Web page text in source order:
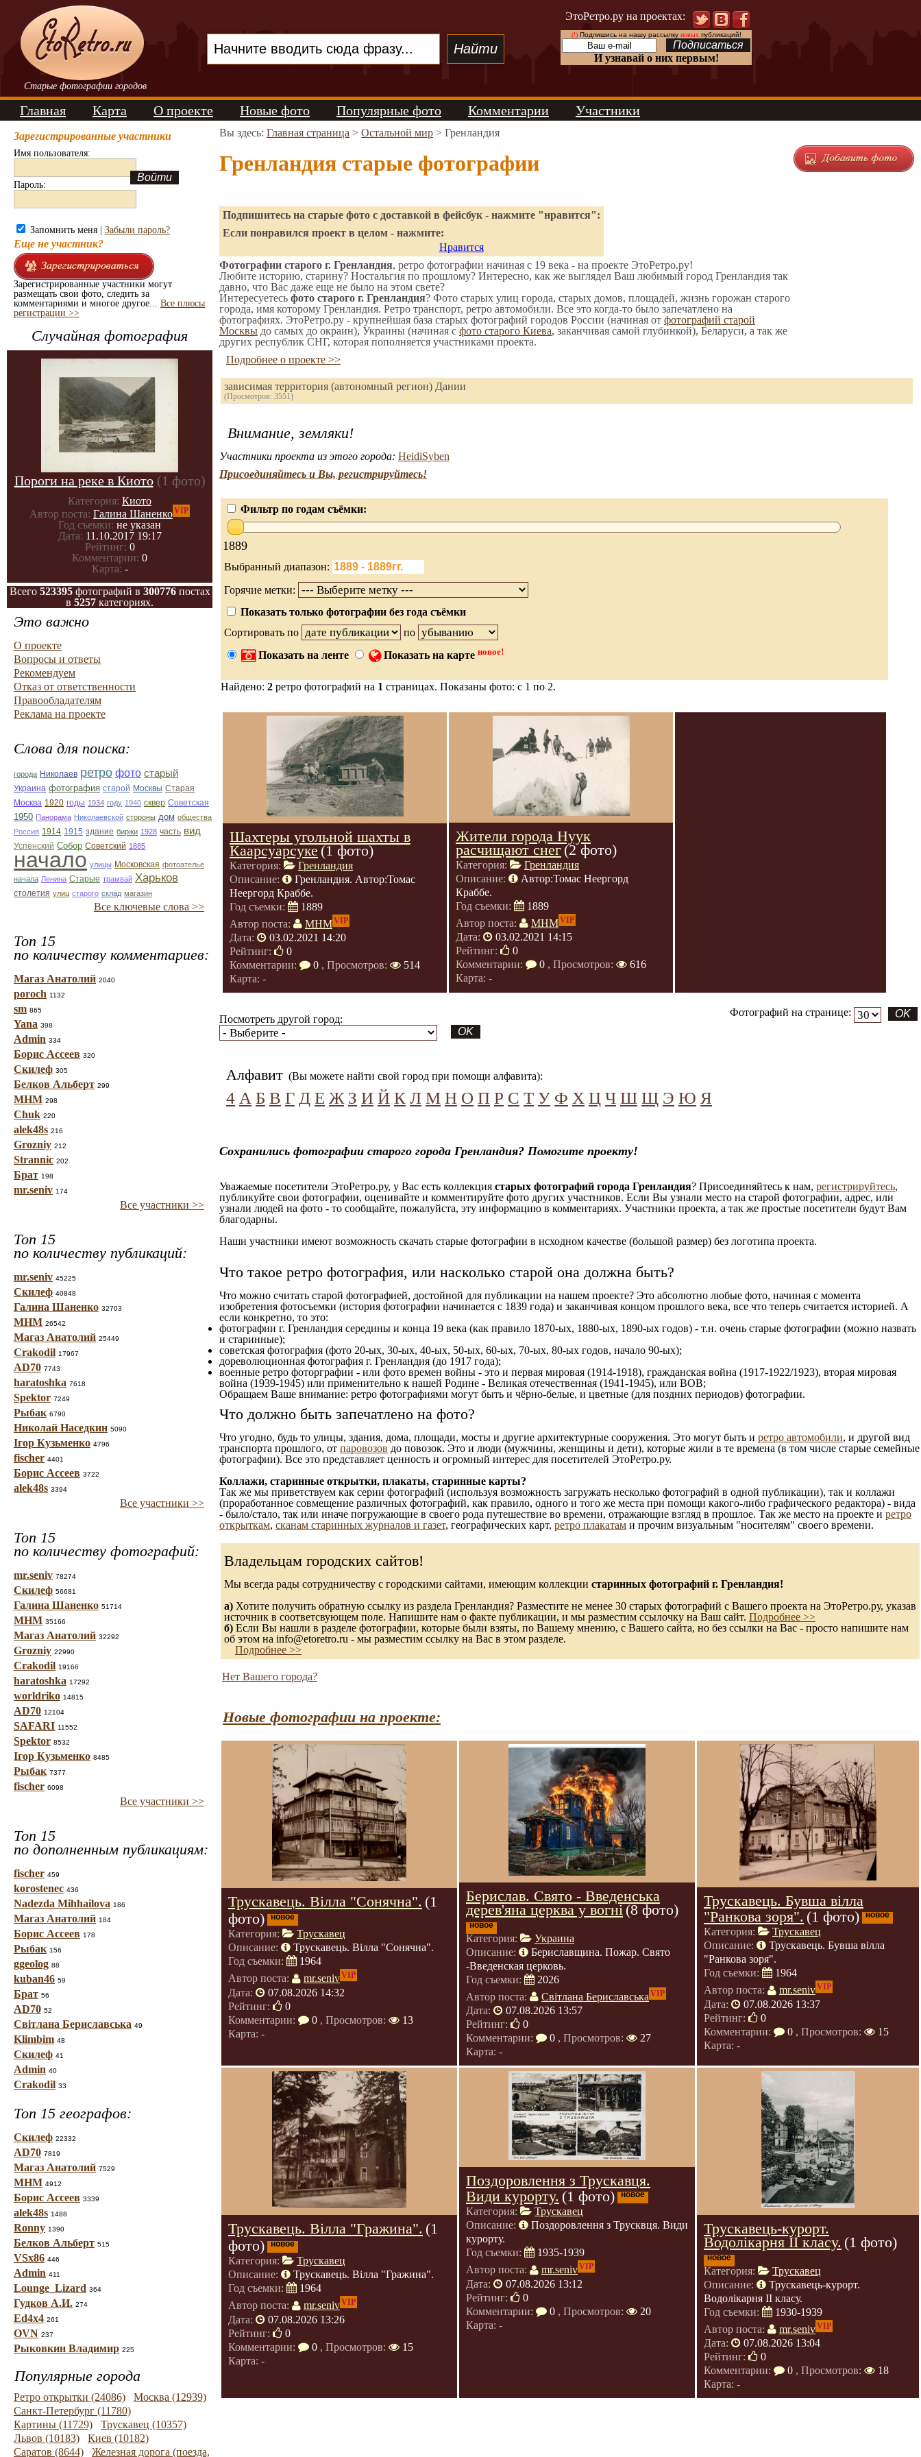
Старые фотографии городов
ЭтоРетро.ру на проектах:
(!)Подпишись на нашу рассылку новыхпубликаций!
И узнавай о них первым!
Главная Карта О проекте Новые фото Популярные фото Комментарии Участники
Зарегистрированные участники
Имя пользователя:
Пароль:
Запомнить меня | Забыли пароль?
Еще не участник?
Зарегистрированные участники могут
размещать свои фото, следить за
комментариями и многое другое... Все плюсы
регистрации >>
Случайная фотография
Пороги на реке в Киото (1 фото)
Категория: Киото
Автор поста: Галина ШаненкоVIP
Год съемки: не указан
Дата: 11.10.2017 19:17
Рейтинг: 0
Комментарии: 0
Карта: -
Всего 523395фотографий в 300776постах
в 5257 категориях.
Это важно
О проекте
Вопросы и ответы
Рекомендуем
Отказ от ответственности
Правообладателям
Реклама на проекте
Слова для поиска:
города Николаев ретро фото старый
Украина фотография старой Москвы Старая
Москва 1920 годы 1934 году 1940 сквер Советская
1950 Панорама Николаевской стороны дом общества
Россия 1914 1915 здание биржи 1928 часть вид
Успенский Собор Советский 1885
начало улицы Московская фотоателье
начала Ленина Старые трамвай Харьков
столетия улиц старого склад магазин
Все ключевые слова >>
Топ 15
по количеству комментариев:
Магаз Анатолий 2040
poroch 1132
sm 865
Yana 398
Admin 334
Борис Ассеев 320
Скилеф 305
Белков Альберт 299
МНМ 298
Chuk 220
alek48s 216
Grozniy 212
Strannic 202
Брат 198
mr.seniv 174
Все участники >>
Топ 15
по количеству публикаций:
mr.seniv 45225
Скилеф 40848
Галина Шаненко 32703
МНМ 26542
Магаз Анатолий 25449
Crakodil 17967
AD70 7743
haratoshka 7618
Spektor 7249
Рыбак 6790
Николай Наседкин 5090
Ігор Кузьменко 4796
fischer 4401
Борис Ассеев 3722
alek48s 3394
Все участники >>
Топ 15
по количеству фотографий:
mr.seniv 78274
Скилеф 56681
Галина Шаненко 51714
МНМ 35166
Магаз Анатолий 32292
Grozniy 22990
Crakodil 19166
haratoshka 17292
worldriko 14815
AD70 12104
SAFARI 11552
Spektor 8532
Ігор Кузьменко 8485
Рыбак 7377
fischer 6098
Все участники >>
Топ 15
по дополненным публикациям:
fischer 459
korostenec 436
Nadezda Mihhailova 186
Магаз Анатолий 184
Борис Ассеев 178
Рыбак 156
ggeolog 88
kuban46 59
Брат 56
AD70 52
Світлана Бериславська 49
Klimbim 48
Скилеф 41
Admin 40
Crakodil 33
Топ 15 географов:
Скилеф 22332
AD70 7819
Магаз Анатолий 7529
МНМ 4912
Борис Ассеев 3339
alek48s 1488
Ronny 1390
Белков Альберт 515
VSx86 446
Admin 411
Lounge_Lizard 364
Гудков А.И. 274
Ed4x4 261
OVN 237
Рыковкин Владимир 225
Популярные города
Ретро открытки (24086)
Москва (12939)
Санкт-Петербург (11780)
Картины (11729)
Трускавец (10357)
Львов (10183)
Киев (10182)
Саратов (8644)
Железная дорога (поезда,
Вы здесь: Главная страница > Остальной мир > Гренландия
Гренландия старые фотографии
Подпишитесь на старые фото с доставкой в фейсбук - нажмите "нравится":
Если понравился проект в целом - нажмите:
Нравится
Фотографии старого г. Гренландия, ретро фотографии начиная с 19 века - на проекте ЭтоРетро.ру!
Любите историю, старину? Ностальгия по прошлому? Интересно, как же выглядел Ваш любимый город Гренландия так
давно, что Вас даже еще не было на этом свете?
Интересуетесь фото старого г. Гренландия? Фото старых улиц города, старых домов, площадей, жизнь горожан старого
города, имя которому Гренландия. Ретро транспорт, ретро автомобили. Все это когда-то было запечатлено на
фотографиях. ЭтоРетро.ру - крупнейшая база старых фотографий городов России (начиная от фотографий старой
Москвы до самых до окраин), Украины (начиная с фото старого Киева, заканчивая самой глубинкой), Беларуси, а так же
других республик СНГ, которая пополняется участниками проекта.
Подробнее о проекте >>
зависимая территория (автономный регион) Дании
(Просмотров: 3551)
Внимание, земляки!
Участники проекта из этого города: HeidiSyben
Присоединяйтесь и Вы, регистрируйтесь!
Фильтр по годам съёмки:
1889
Выбранный диапазон:
Горячие метки:
Показать только фотографии без года съёмки
Сортировать по
по
Показать на ленте
Показать на карте новое!
Найдено: 2 ретро фотографий на 1 страницах. Показаны фото: с 1 по 2.
Шахтеры угольной шахты в
Каарсуарсуке(1 фото)
Категория:
Гренландия
Описание:
Гренландия. Автор:Томас
Неергорд Краббе.
Год съемки:
1889
Автор поста:
МНМVIP
Дата:
03.02.2021 14:20
Рейтинг:
0
Комментарии:
0 , Просмотров:
514
Карта: -
Жители города Нуук
расчищают снег(2 фото)
Категория:
Гренландия
Описание:
Автор:Томас Неергорд
Краббе.
Год съемки:
1889
Автор поста:
МНМVIP
Дата:
03.02.2021 14:15
Рейтинг:
0
Комментарии:
0 , Просмотров:
616
Карта: -
Посмотреть другой город:
Фотографий на странице:
Алфавит (Вы можете найти свой город при помощи алфавита):
4 А Б В Г Д Е Ж З И Й К Л М Н О П Р С Т У Ф Х Ц Ч Ш Щ Э Ю Я
Сохранились фотографии старого города Гренландия? Помогите проекту!
Уважаемые посетители ЭтоРетро.ру, у Вас есть коллекция старых фотографий города Гренландия? Присоединяйтесь к нам, регистрируйтесь,
публикуйте свои фотографии, оценивайте и комментируйте фото других участников. Если Вы узнали место на старой фотографии, адрес, или
узнали людей на фото - то сообщайте, пожалуйста, эту информацию в комментариях. Участники проекта, а так же простые посетители будут Вам
благодарны.
Наши участники имеют возможность скачать старые фотографии в исходном качестве (большой размер) без логотипа проекта.
Что такое ретро фотография, или насколько старой она должна быть?
Что можно считать старой фотографией, достойной для публикации на нашем проекте? Это абсолютно любые фото, начиная c момента
изобретения фотосъемки (история фотографии начинается с 1839 года) и заканчивая концом прошлого века, все что теперь считается историей. А
если конкретно, то это:
фотографии г. Гренландия середины и конца 19 века (как правило 1870-ых, 1880-ых, 1890-ых годов) - т.н. очень старые фотографии (можно назвать
и старинные);
советская фотография (фото 20-ых, 30-ых, 40-ых, 50-ых, 60-ых, 70-ых, 80-ых годов, начало 90-ых);
дореволюционная фотография г. Гренландия (до 1917 года);
военные ретро фоторграфии - или фото времен войны - это и первая мировая (1914-1918), гражданская война (1917-1922/1923), вторая мировая
война (1939-1945) или применительно к нашей Родине - Великая отечественная (1941-1945), или ВОВ;
Обращаем Ваше внимание: ретро фотографиями могут быть и чёрно-белые, и цветные (для поздних периодов) фотографии.
Что должно быть запечатлено на фото?
Что угодно, будь то улицы, здания, дома, площади, мосты и другие архитектурные сооружения. Это могут быть и ретро автомобили, и другой вид
транспорта прошлого, от паровозов до повозок. Это и люди (мужчины, женщины и дети), которые жили в те времена (в том числе старые семейные
фотографии). Все это представляет ценность и огромный интерес для посетителей ЭтоРетро.ру.
Коллажи, старинные открытки, плакаты, старинные карты?
Так же мы приветствуем как серии фотографий (используя возможность загружать несколько фотографий в одной публикации), так и коллажи
(проработанное совмещение различных фотографий, как правило, одного и того же места при помощи какого-либо графического редактора) - вида
- было/стало, так или иначе погружающие в своего рода путешествие во времени, отражающие взгляд в прошлое. Так же место на проекте и ретро
открыткам, сканам старинных журналов и газет, географических карт, ретро плакатам и прочим визуальным "носителям" своего времени.
Владельцам городских сайтов!
Мы всегда рады сотрудничеству с городскими сайтами, имеющим коллекции старинных фотографий г. Гренландия!
а) Хотите получить обратную ссылку из раздела Гренландия? Разместите не менее 30 старых фотографий с Вашего проекта на ЭтоРетро.ру, указав
источник в соответсвующем поле. Напишите нам о факте публикации, и мы разместим ссылочку на Ваш сайт. Подробнее >>
б) Если Вы нашли в разделе фотографии, которые были взяты, по Вашему мнению, с Вашего сайта, но без ссылки на Вас - просто напишите нам
об этом на info@etoretro.ru - мы разместим ссылку на Вас в этом разделе.
Подробнее >>
Нет Вашего города?
Новые фотографии на проекте:
Трускавець. Вілла "Сонячна". (1
фото)
новое
Категория:
Трускавец
Описание:
Трускавець. Вілла "Сонячна".
Год съемки:
1964
Автор поста:
mr.senivVIP
Дата:
07.08.2026 14:32
Рейтинг:
0
Комментарии:
0 , Просмотров:
13
Карта: -
Берислав. Свято - Введенська
дерев'яна церква у вогні(8 фото)
новое
Категория:
Украина
Описание:
Бериславщина. Пожар. Свято
-Введенская церковь.
Год съемки:
2026
Автор поста:
Світлана Бериславська VIP
Дата:
07.08.2026 13:57
Рейтинг:
0
Комментарии:
0 , Просмотров:
27
Карта: -
Трускавець. Бувша вілла
"Ранкова зоря". (1 фото) новое
Категория:
Трускавец
Описание:
Трускавець. Бувша вілла
"Ранкова зоря".
Год съемки:
1964
Автор поста:
mr.senivVIP
Дата:
07.08.2026 13:37
Рейтинг:
0
Комментарии:
0 , Просмотров:
15
Карта: -
Трускавець. Вілла "Гражина". (1
фото)
новое
Категория:
Трускавец
Описание:
Трускавець. Вілла "Гражина".
Год съемки:
1964
Автор поста:
mr.senivVIP
Дата:
07.08.2026 13:26
Рейтинг:
0
Комментарии:
0 , Просмотров:
15
Карта: -
Поздоровлення з Трускавця.
Види курорту. (1 фото) новое
Категория:
Трускавец
Описание:
Поздоровлення з Трусквця. Види
курорту.
Год съемки:
1935-1939
Автор поста:
mr.senivVIP
Дата:
07.08.2026 13:12
Рейтинг:
0
Комментарии:
0 , Просмотров:
20
Карта: -
Трускавець-курорт.
Водолікарня II класу. (1 фото)
новое
Категория:
Трускавец
Описание:
Трускавець-курорт.
Водолікарня II класу.
Год съемки:
1930-1939
Автор поста:
mr.senivVIP
Дата:
07.08.2026 13:04
Рейтинг:
0
Комментарии:
0 , Просмотров:
18
Карта: -